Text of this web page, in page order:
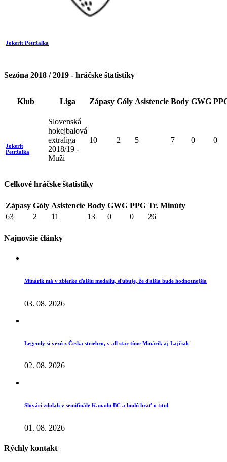
Jokerit Petržalka
Sezóna 2018 / 2019 - hráčske štatistiky
Klub Liga Zápasy Góly Asistencie Body GWG
Jokerit
Petržalka
Slovenská
hokejbalová
extraliga
2018/19 -
Muži
10 2 5 7 0 0
Celkové hráčske štatistiky
Zápasy Góly Asistencie Body GWG PPG Tr. Minúty
63
2 11 13 0 0 26
Najnovšie články
Minárik má v zbierke ďalšiu medailu, sľubuje, že ďalšia bude hodnotnejšia
03. 08. 2026
Legendy si vezú z Česka striebro, v all star tíme Minárik aj Lajčiak
02. 08. 2026
Slováci zdolali v semifinále Kanadu BC a budú hrať o titul
01. 08. 2026
Rýchly kontakt